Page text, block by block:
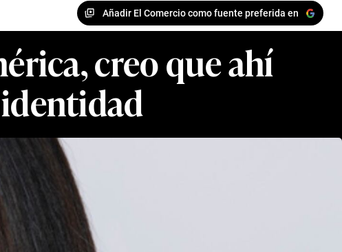
Añadir El Comercio como fuente preferida en
creo que ahí